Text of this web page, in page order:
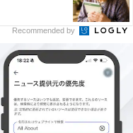
いるだけあって、
が非常に綺麗で管
持ちよく快適にリ
Recommended by